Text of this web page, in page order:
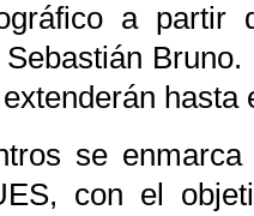
a partir
hasta
se
con el